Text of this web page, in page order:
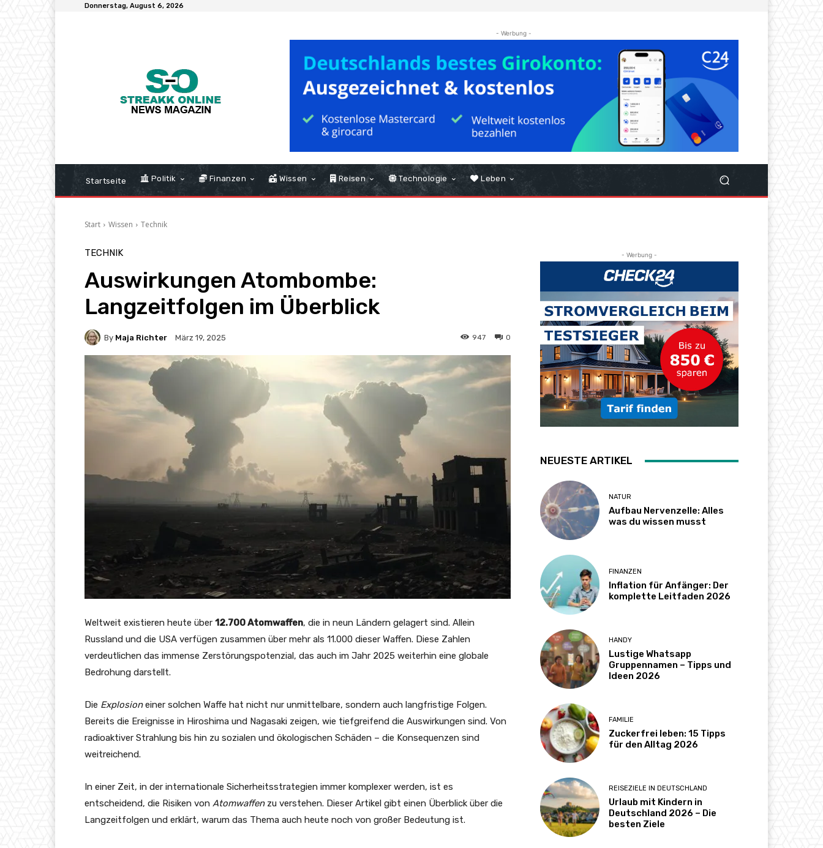
Donnerstag, August 6, 2026
- Werbung -
Startseite Politik Finanzen Wissen Reisen Technologie Leben
Start Wissen Technik
TECHNIK
Auswirkungen Atombombe:
Langzeitfolgen im Überblick
By Maja Richter März 19, 2025 0
947
Weltweit existieren heute über 12.700 Atomwaffen, die in neun Ländern gelagert sind. Allein
Russland und die USA verfügen zusammen über mehr als 11.000 dieser Waffen. Diese Zahlen
verdeutlichen das immense Zerstörungspotenzial, das auch im Jahr 2025 weiterhin eine globale
Bedrohung darstellt.
Die Explosioneiner solchen Waffe hat nicht nur unmittelbare, sondern auch langfristige Folgen.
Bereits die Ereignisse in Hiroshima und Nagasaki zeigen, wie tiefgreifend die Auswirkungen sind. Von
radioaktiver Strahlung bis hin zu sozialen und ökologischen Schäden – die Konsequenzen sind
weitreichend.
In einer Zeit, in der internationale Sicherheitsstrategien immer komplexer werden, ist es
entscheidend, die Risiken von Atomwaffenzu verstehen. Dieser Artikel gibt einen Überblick über die
Langzeitfolgen und erklärt, warum das Thema auch heute noch von großer Bedeutung ist.
- Werbung -
NEUESTE ARTIKEL
NATUR
Aufbau Nervenzelle: Alles
was du wissen musst
FINANZEN
Inflation für Anfänger: Der
komplette Leitfaden 2026
HANDY
Lustige Whatsapp
Gruppennamen – Tipps und
Ideen 2026
FAMILIE
Zuckerfrei leben: 15 Tipps
für den Alltag 2026
REISEZIELE IN DEUTSCHLAND
Urlaub mit Kindern in
Deutschland 2026 – Die
besten Ziele